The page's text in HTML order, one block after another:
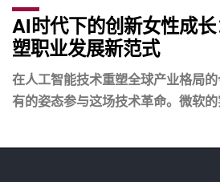
AI时代下的创新女性成
塑职业发展新范式
在人工智能技术重塑全球产业格局
有的姿态参与这场技术革命。微软